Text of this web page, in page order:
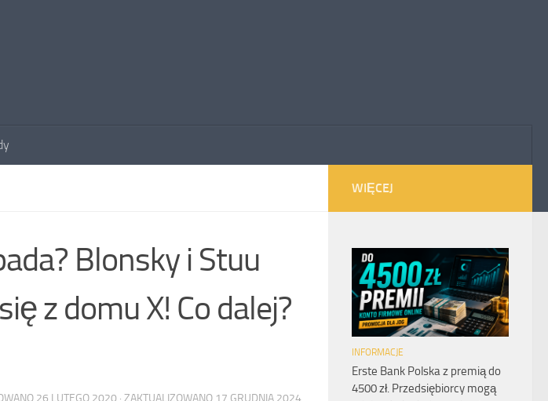
Blonsky i Stuu
z domu X! Co dalej?
26 LUTEGO 2020 · ZAKTUALIZOWANO 17 GRUDNIA 2024
WIĘCEJ
INFORMACJE
Erste Bank Polska z premią do
4500 zł. Przedsiębiorcy mogą